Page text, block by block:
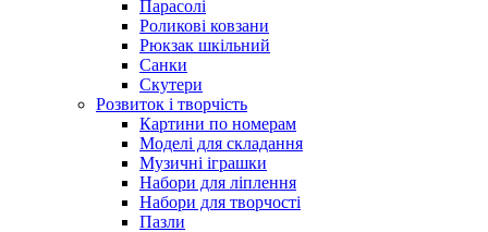
Парасолі
Роликові ковзани
Рюкзак шкільний
Санки
Скутери
Розвиток і творчість
Картини по номерам
Моделі для складання
Музичні іграшки
Набори для ліплення
Набори для творчості
Пазли